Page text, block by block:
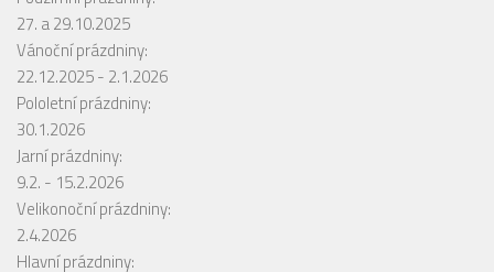
27. a 29.10.2025
Vánoční prázdniny:
22.12.2025 - 2.1.2026
Pololetní prázdniny:
30.1.2026
Jarní prázdniny:
9.2. - 15.2.2026
Velikonoční prázdniny:
2.4.2026
Hlavní prázdniny: